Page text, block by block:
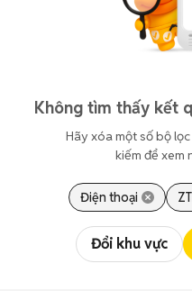
Không tìm thấy kết
Hãy xóa một số bộ
kiếm để xem
Điện thoại
Đổi khu vực